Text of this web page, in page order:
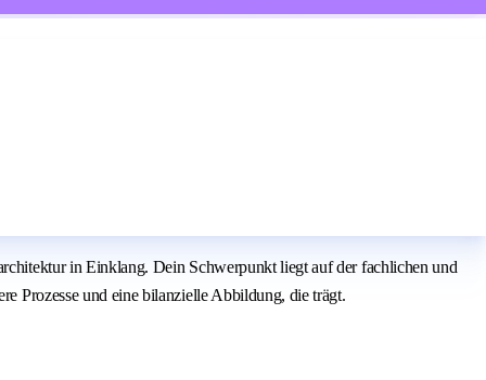
in Einklang. Dein Schwerpunkt liegt auf der fachlichen und
Prozesse und eine bilanzielle Abbildung, die trägt.